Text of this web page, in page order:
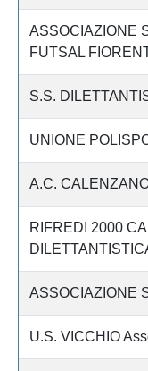
ASSOCIAZIONE
FUTSAL
S.S.
UNIONE
A.C.
RIFREDI 2000
ASSOCIAZIONE
U.S. VICCHIO